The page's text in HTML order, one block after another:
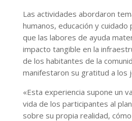
Las actividades abordaron
humanos, educación y
que las labores de ayuda
impacto tangible en la
de los habitantes de la
manifestaron su gratitud a los
«Esta experiencia supone un
vida de los participantes al
sobre su propia realidad,